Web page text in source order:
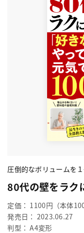
圧倒的なボリュームを
80代の壁をラク
定価： 1100円（本体
発売日： 2023.06.27
判型： A4変形